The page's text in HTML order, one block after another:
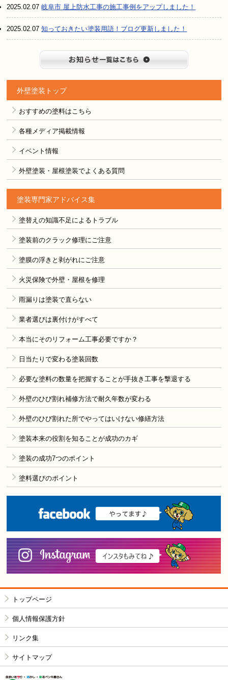
2025.02.07岐阜市 屋上防水工事の施工事例をアップしました！
2025.02.07知っておきたい塗装用語！ブログ更新しました！
外壁塗装トップ
おすすめの塗料はこちら
各種メディア掲載情報
イベント情報
外壁塗装・屋根塗装でよくある質問
塗装専門家アドバイス集
塗替えの知識不足によるトラブル
塗装前のクラック修理にご注意
塗膜の浮きと剥がれにご注意
火災保険で外壁・屋根を修理
雨漏りは塗装で直らない
業者選びは裏付けがすべて
本当にそのリフォーム工事必要ですか？
日当たりで変わる塗装回数
必要な塗料の数量を把握することが手抜き工事を撃退する
外壁のひび割れ補修方法で耐久年数が変わる
外壁のひび割れた所でやってはいけない修繕方法
塗装本来の役割を知ることが成功のカギ
塗装の成功7つのポイント
塗料選びのポイント
トップページ
個人情報保護方針
リンク集
サイトマップ